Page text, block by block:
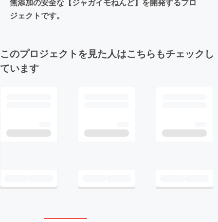
ジェクトです。
このプロジェクトを見た人はこちらもチェックし
ています